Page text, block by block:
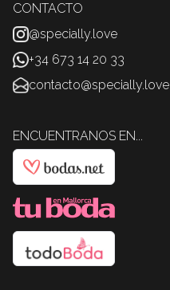
ENCUENTRANOS EN...
CONTACTO
@specially.love
+34 673 14 20 33
contacto@specially.love